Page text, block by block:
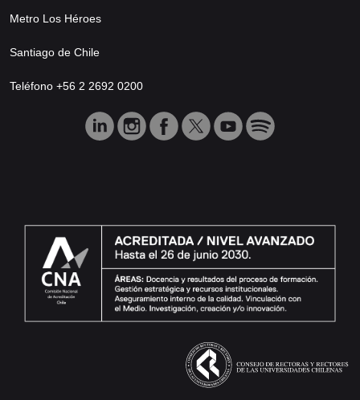
Metro Los Héroes
Santiago de Chile
Teléfono +56 2 2692 0200